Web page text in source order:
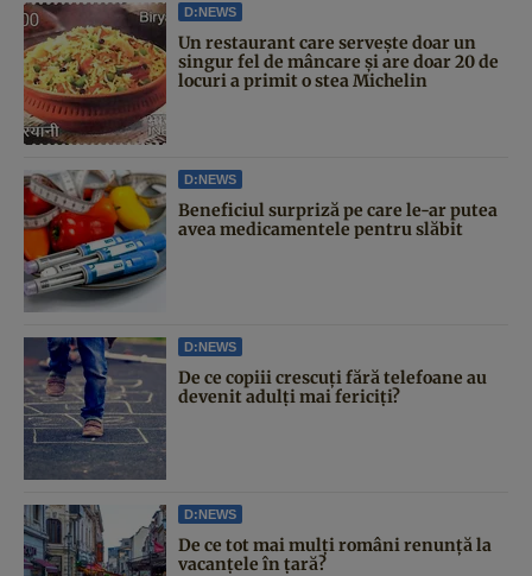
D:NEWS
Un restaurant care servește doar un
singur fel de mâncare și are doar 20 de
locuri a primit o stea Michelin
D:NEWS
Beneficiul surpriză pe care le-ar putea
avea medicamentele pentru slăbit
D:NEWS
De ce copiii crescuți fără telefoane au
devenit adulți mai fericiți?
D:NEWS
De ce tot mai mulți români renunță la
vacanțele în țară?